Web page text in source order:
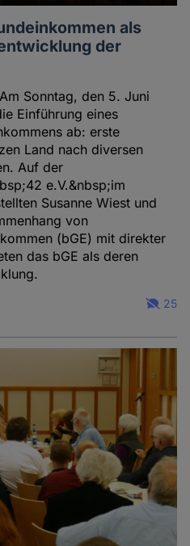
als
der
Sonntag, den 5. Juni
Einführung eines
ab: erste
Land nach diversen
Auf der
e.V.&nbsp;im
Susanne Wiest und
von
(bGE) mit direkter
das bGE als deren
25